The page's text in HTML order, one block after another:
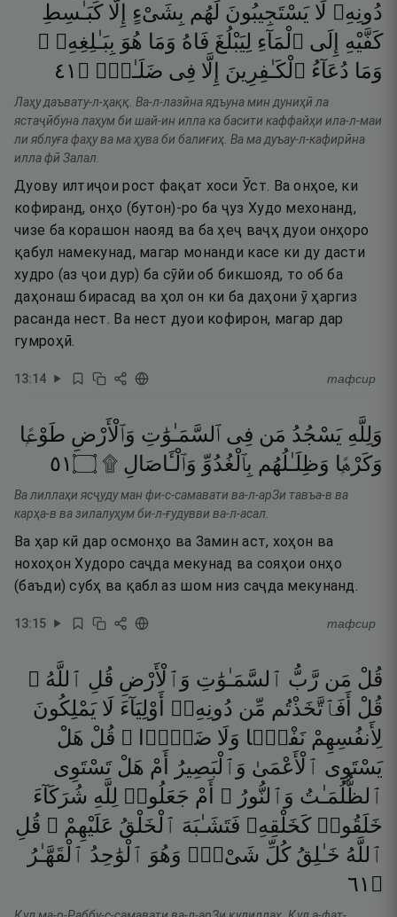
دُونِهِۦ لَا يَسْتَجِيبُونَ لَهُم بِشَىْءٍ إِلَّا كَبَـٰسِطِ
كَفَّيْهِ
إِلَى ٱلْمَآءِ لِيَبْلُغَ فَاهُ وَمَا هُوَ بِبَـٰلِغِهِۦ ۚ
وَمَا دُعَآءُ ٱلْكَـٰفِرِينَ إِلَّا فِى ضَلَـٰلٍۢ ۝ ١٤
Лаҳу даъвату-л-ҳаққ. Ва-л-лазӣна ядъуна мин дуниҳӣ ла
ястаҷӣбуна лаҳум би шай-ин илла ка басити каффайҳи ила-л-маи
ли яблуға фаҳу ва ма ҳува би балиғиҳ. Ва ма дуъау-л-кафирӣна
илла фӣ Залал.
Дуову илтиҷои рост фақат хоси Ӯст. Ва онҳое, ки
кофиранд, онҳо (бутон)-ро ба ҷуз Худо мехонанд,
чизе ба корашон наояд ва ба ҳеҷ ваҷҳ дуои онҳоро
қабул намекунад, магар монанди касе ки ду дасти
худро (аз ҷои дур) ба сӯйи об бикшояд, то об ба
даҳонаш бирасад ва ҳол он ки ба даҳони ӯ ҳаргиз
расанда нест. Ва нест дуои кофирон, магар дар
гумроҳӣ.
13:14 тафсир
وَلِلَّهِ يَسْجُدُ مَن فِى ٱلسَّمَـٰوَٰتِ وَٱلْأَرْضِ طَوْعًۭا
وَكَرْهًۭا وَظِلَـٰلُهُم بِٱلْغُدُوِّ وَٱلْـَٔاصَالِ ۩ ۝١٥
Ва лиллаҳи ясҷуду ман фи-с-самавати ва-л-арЗи тавъа-в ва
карҳа-в ва зилалуҳум би-л-ғудувви ва-л-асал.
Ва ҳар кӣ дар осмонҳо ва Замин аст, хоҳон ва
нохоҳон Худоро саҷда мекунад ва сояҳои онҳо
(баъди) субҳ ва қабл аз шом низ саҷда мекунанд.
13:15 тафсир
قُلْ مَن رَّبُّ ٱلسَّمَـٰوَٰتِ وَٱلْأَرْضِ قُلِ ٱللَّهُ ۚ
قُلْ أَفَٱتَّخَذْتُم مِّن دُونِهِۦٓ أَوْلِيَآءَ لَا يَمْلِكُونَ
لِأَنفُسِهِمْ نَفْعًۭا وَلَا ضَرًّۭا ۚ قُلْ هَلْ
يَسْتَوِى ٱلْأَعْمَىٰ وَٱلْبَصِيرُ أَمْ هَلْ تَسْتَوِى
ٱلظُّلُمَـٰتُ وَٱلنُّورُ ۗ أَمْ جَعَلُوا۟ لِلَّهِ شُرَكَآءَ
خَلَقُوا۟ كَخَلْقِهِۦ فَتَشَـٰبَهَ ٱلْخَلْقُ عَلَيْهِمْ ۚ قُلِ
ٱللَّهُ خَـٰلِقُ كُلِّ شَىْءٍۢ وَهُوَ ٱلْوَٰحِدُ ٱلْقَهَّـٰرُ
۝ ١٦